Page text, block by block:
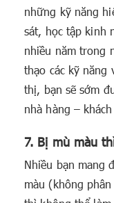
những kỹ năng
sát, học tập kinh
nhiều năm trong
thạo các kỹ năng
thị, bạn sẽ sớm
nhà hàng –
7. Bị mù màu
Nhiều bạn mang
màu (không